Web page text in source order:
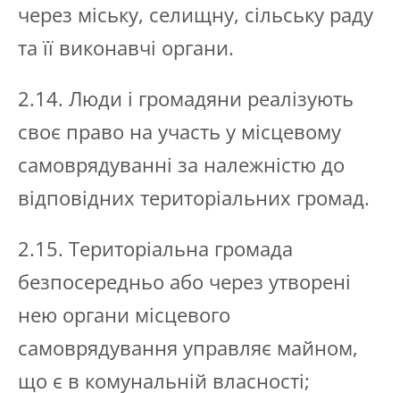
через міську, селищну, сільську раду
та її виконавчі органи.
2.14. Люди і громадяни реалізують
своє право на участь у місцевому
самоврядуванні за належністю до
відповідних територіальних громад.
2.15. Територіальна громада
безпосередньо або через утворені
нею органи місцевого
самоврядування управляє майном,
що є в комунальній власності;